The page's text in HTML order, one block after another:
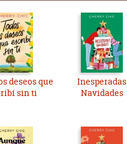
deseos que
sin ti
Inesperadas
Navidades